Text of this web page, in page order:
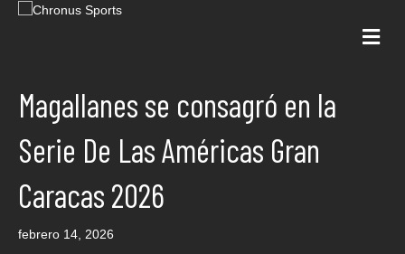
Magallanes se consagró en la
Serie De Las Américas Gran
Caracas 2026
febrero 14, 2026